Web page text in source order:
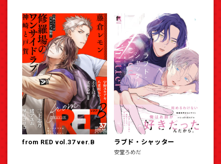
from RED vol.37 ver.B ラブド・シャッター
安堂ろめだ